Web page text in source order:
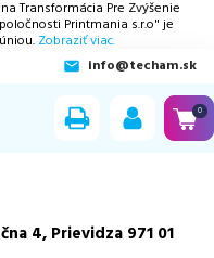
Transformácia Pre Zvýšenie
Printmania s.r.o" je
Zobraziť viac.
info@techam.sk
0
4, Prievidza 971 01